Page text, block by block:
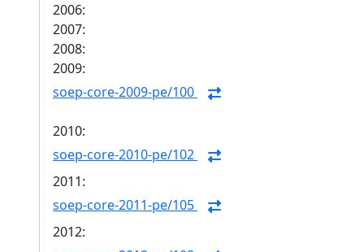
2006:
2007:
2008:
2009:
soep-core-2009-pe/100
2010:
soep-core-2010-pe/102
2011:
soep-core-2011-pe/105
2012: